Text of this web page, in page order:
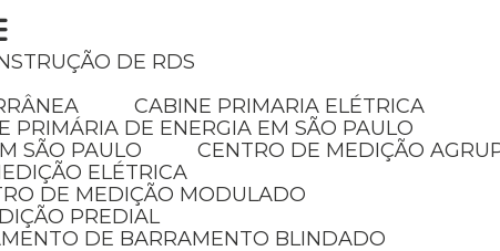
DE RDS
CABINE PRIMARIA ELÉTRICA
PRIMÁRIA DE ENERGIA EM SÃO PAULO
SÃO PAULO
CENTRO DE MEDIÇÃO
ELÉTRICA
DE MEDIÇÃO MODULADO
PREDIAL
DE BARRAMENTO BLINDADO